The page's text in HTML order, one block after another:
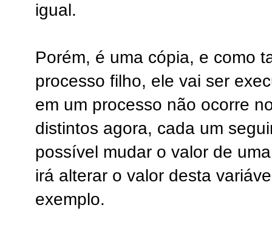
igual.
Porém, é uma cópia, e como
processo filho, ele vai ser
em um processo não ocorre
distintos agora, cada um
possível mudar o valor de
irá alterar o valor desta
exemplo.